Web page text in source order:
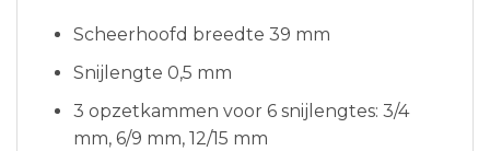
Scheerhoofd breedte 39 mm
Snijlengte 0,5 mm
3 opzetkammen voor 6 snijlengtes: 3/4
mm, 6/9 mm, 12/15 mm